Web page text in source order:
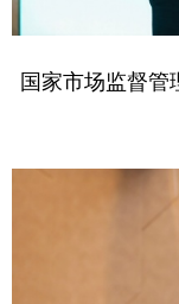
国家市场监督管